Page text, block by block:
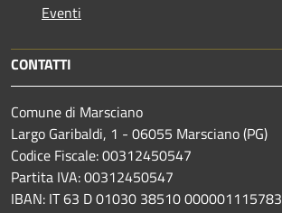
Eventi
CONTATTI
Comune di Marsciano
Largo Garibaldi, 1 - 06055 Marsciano (PG)
Codice Fiscale: 00312450547
Partita IVA: 00312450547
IBAN: IT 63 D 01030 38510 000001115783